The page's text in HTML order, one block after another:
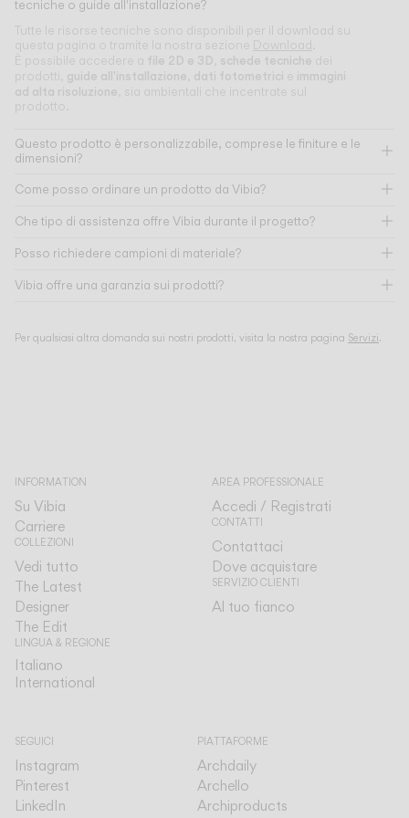
tecniche o guide all'installazione?
Tutte le risorse tecniche sono disponibili per il download su
questa pagina o tramite la nostra sezione Download
È possibile accedere a file 2D e 3D schede tecniche dei
prodotti, guide all'installazione dati fotometrici e immagini
ad alta risoluzione , sia ambientali che incentrate sul
prodotto.
Questo prodotto è personalizzabile, comprese le finiture e le
dimensioni?
Come posso ordinare un prodotto da Vibia?
Che tipo di assistenza offre Vibia durante il progetto?
Posso richiedere campioni di materiale?
Vibia offre una garanzia sui prodotti?
Per qualsiasi altra domanda sui nostri prodotti, visita la nostra pagina Servizi.
INFORMATION
Su Vibia
Carriere
COLLEZIONI
Vedi tutto
The Latest
Designer
The Edit
LINGUA & REGIONE
Italiano
International
AREA PROFESSIONALE
Accedi / Registrati
CONTATTI
Contattaci
Dove acquistare
SERVIZIO CLIENTI
Al tuo fianco
SEGUICI
Instagram
Pinterest
LinkedIn
PIATTAFORME
Archdaily
Archello
Archiproducts